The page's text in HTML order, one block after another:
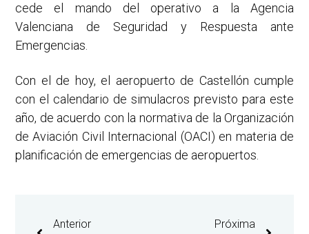
cede el mando del operativo a la Agencia
Valenciana de Seguridad y Respuesta ante
Emergencias.
Con el de hoy, el aeropuerto de Castellón cumple
con el calendario de simulacros previsto para este
año, de acuerdo con la normativa de la Organización
de Aviación Civil Internacional (OACI) en materia de
planificación de emergencias de aeropuertos.
Anterior Próxima